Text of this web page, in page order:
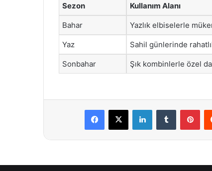
Sezon Kullanım Alanı
Bahar Yazlık elbiselerle
Yaz Sahil günlerinde
Sonbahar Şık kombinlerle özel
Facebook
X LinkedInTumblr